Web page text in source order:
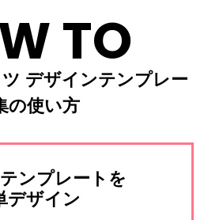
TO
デザインテンプレー
の使い方
ンプレートを
デザイン